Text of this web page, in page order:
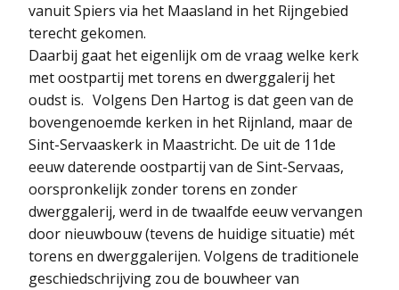
vanuit Spiers via het Maasland in het Rijngebied
terecht gekomen.
Daarbij gaat het eigenlijk om de vraag welke kerk
met oostpartij met torens en dwerggalerij het
oudst is. Volgens Den Hartog is dat geen van de
bovengenoemde kerken in het Rijnland, maar de
Sint-Servaaskerk in Maastricht. De uit de 11de
eeuw daterende oostpartij van de Sint-Servaas,
oorspronkelijk zonder torens en zonder
dwerggalerij, werd in de twaalfde eeuw vervangen
door nieuwbouw (tevens de huidige situatie) mét
torens en dwerggalerijen. Volgens de traditionele
geschiedschrijving zou de bouwheer van